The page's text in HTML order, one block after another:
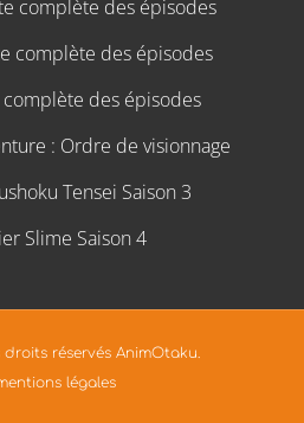
complète des épisodes
complète des épisodes
complète des épisodes
: Ordre de visionnage
Tensei Saison 3
Slime Saison 4
droits réservés AnimOtaku.
légales